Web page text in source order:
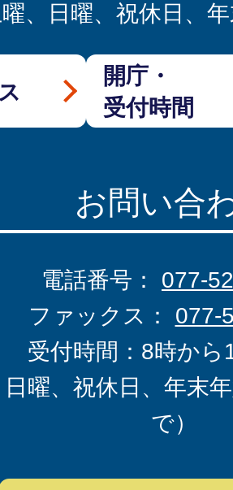
曜、日曜、祝休日、
開庁・
受付時間
お問い合
電話番号： 077-
ファックス： 077-
受付時間：8時から
日曜、祝休日、年末
で）